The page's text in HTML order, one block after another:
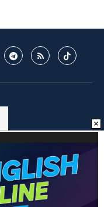
os direitos reservados. -